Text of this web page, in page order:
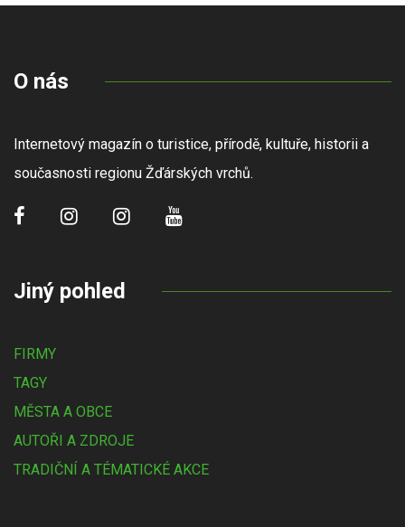
O nás
Internetový magazín o turistice, přírodě, kultuře, historii a
současnosti regionu Žďárských vrchů.
Jiný pohled
FIRMY
TAGY
MĚSTA A OBCE
AUTOŘI A ZDROJE
TRADIČNÍ A TÉMATICKÉ AKCE